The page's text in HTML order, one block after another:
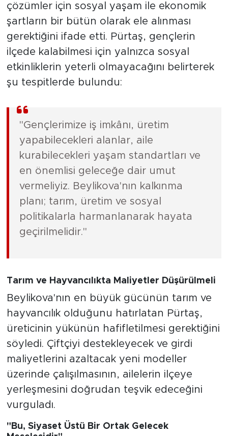
çözümler için sosyal yaşam ile ekonomik
şartların bir bütün olarak ele alınması
gerektiğini ifade etti. Pürtaş, gençlerin
ilçede kalabilmesi için yalnızca sosyal
etkinliklerin yeterli olmayacağını belirterek
şu tespitlerde bulundu:
"Gençlerimize iş imkânı, üretim
yapabilecekleri alanlar, aile
kurabilecekleri yaşam standartları ve
en önemlisi geleceğe dair umut
vermeliyiz. Beylikova'nın kalkınma
planı; tarım, üretim ve sosyal
politikalarla harmanlanarak hayata
geçirilmelidir."
Tarım ve Hayvancılıkta Maliyetler Düşürülmeli
Beylikova'nın en büyük gücünün tarım ve
hayvancılık olduğunu hatırlatan Pürtaş,
üreticinin yükünün hafifletilmesi gerektiğini
söyledi. Çiftçiyi destekleyecek ve girdi
maliyetlerini azaltacak yeni modeller
üzerinde çalışılmasının, ailelerin ilçeye
yerleşmesini doğrudan teşvik edeceğini
vurguladı.
"Bu, Siyaset Üstü Bir Ortak Gelecek